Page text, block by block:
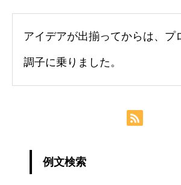
アイデアが出揃ってからは、プ
調子に乗りました。
例文検索